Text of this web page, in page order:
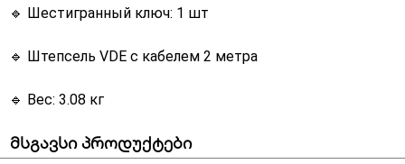
🔹 Шестигранный ключ: 1 шт
🔹 Штепсель VDE с кабелем 2 метра
🔹 Вес: 3.08 кг
მსგავსი პროდუქტები